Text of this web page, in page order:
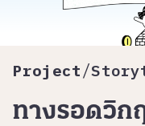
Project /
ทางรอดวิก